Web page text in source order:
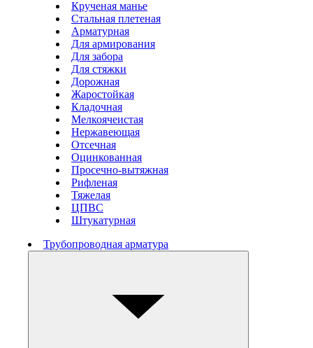
Крученая манье
Стальная плетеная
Арматурная
Для армирования
Для забора
Для стяжки
Дорожная
Жаростойкая
Кладочная
Мелкоячеистая
Нержавеющая
Отсечная
Оцинкованная
Просечно-вытяжная
Рифленая
Тяжелая
ЦПВС
Штукатурная
Трубопроводная арматура